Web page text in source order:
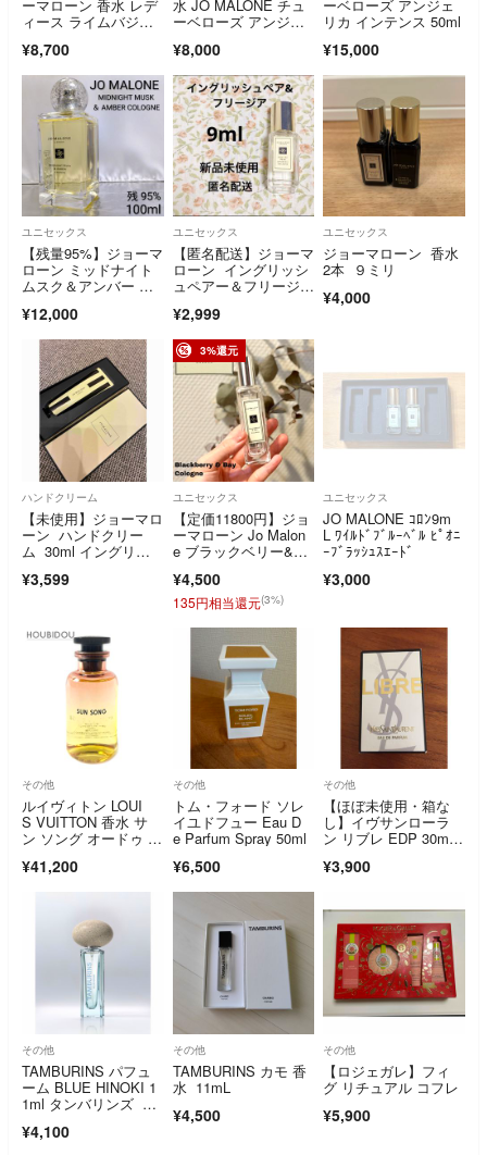
ーマローン 香水 レデ
ィース ライムバジル
¥8,700
水 JO MALONE チュ
ーベローズ アンジェ
¥8,000
ーベローズ アンジェ
リカ インテンス 50ml
¥15,000
ユニセックス
【残量95%】ジョーマ
ローン ミッドナイト
ムスク＆アンバー コ
¥12,000
ユニセックス
【匿名配送】ジョーマ
ローン イングリッシ
ュペアー＆フリージ
¥2,999
ユニセックス
ジョーマローン 香水
2本 ９ミリ
¥4,000
ハンドクリーム
【未使用】ジョーマロ
ーン ハンドクリー
ム 30ml イングリッ
ア
¥3,599
3%還元
ユニセックス
【定価11800円】ジョ
ーマローン Jo Malon
e ブラックベリー&ベ
水 メンズ レディー
ス 安い
¥4,500
135円相当還元(3%)
ユニセックス
JO MALONE ｺﾛﾝ9m
L ﾜｲﾙﾄﾞﾌﾞﾙｰﾍﾞﾙ ﾋﾟｵﾆ
ｰﾌﾞﾗｯｼｭｽｴｰﾄﾞ
¥3,000
その他
ルイヴィトン LOUI
S VUITTON 香水 サ
ン ソング オードゥ パ
0m 新品 未使用 LP04
¥41,200
その他
トム・フォード ソレ
イユドフュー Eau D
e Parfum Spray 50ml
¥6,500
その他
【ほぼ未使用・箱な
し】イヴサンローラ
ン リブレ EDP 30m
¥3,900
その他
TAMBURINS パフュ
ーム BLUE HINOKI 1
1ml タンバリンズ ブ
¥4,100
その他
TAMBURINS カモ 香
水 11mL
¥4,500
その他
【ロジェガレ】フィ
グ リチュアル コフレ
¥5,900